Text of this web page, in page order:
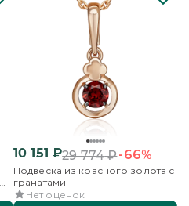
10 151 ₽29 774₽-66%
Подвеска из красного золота с
гранатами
Нет оценок